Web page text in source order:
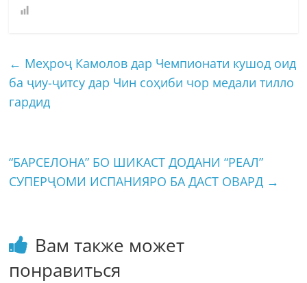
← Меҳроҷ Камолов дар Чемпионати кушод оид
ба ҷиу-ҷитсу дар Чин соҳиби чор медали тилло
гардид
“БАРСЕЛОНА” БО ШИКАСТ ДОДАНИ “РЕАЛ”
СУПЕРҶОМИ ИСПАНИЯРО БА ДАСТ ОВАРД →
Вам также может
понравиться